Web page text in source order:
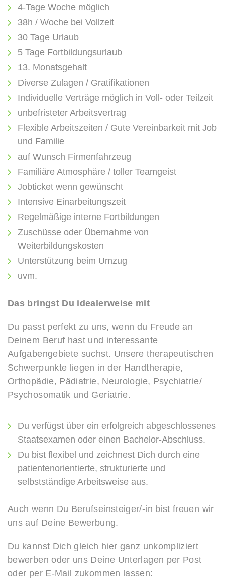
4-Tage Woche möglich
38h / Woche bei Vollzeit
30 Tage Urlaub
5 Tage Fortbildungsurlaub
13. Monatsgehalt
Diverse Zulagen / Gratifikationen
Individuelle Verträge möglich in Voll- oder Teilzeit
unbefristeter Arbeitsvertrag
Flexible Arbeitszeiten / Gute Vereinbarkeit mit Job
und Familie
auf Wunsch Firmenfahrzeug
Familiäre Atmosphäre / toller Teamgeist
Jobticket wenn gewünscht
Intensive Einarbeitungszeit
Regelmäßige interne Fortbildungen
Zuschüsse oder Übernahme von
Weiterbildungskosten
Unterstützung beim Umzug
uvm.
Das bringst Du idealerweise mit
Du passt perfekt zu uns, wenn du Freude an
Deinem Beruf hast und interessante
Aufgabengebiete suchst. Unsere therapeutischen
Schwerpunkte liegen in der Handtherapie,
Orthopädie, Pädiatrie, Neurologie, Psychiatrie/
Psychosomatik und Geriatrie.
Du verfügst über ein erfolgreich abgeschlossenes
Staatsexamen oder einen Bachelor-Abschluss.
Du bist flexibel und zeichnest Dich durch eine
patientenorientierte, strukturierte und
selbstständige Arbeitsweise aus.
Auch wenn Du Berufseinsteiger/-in bist freuen wir
uns auf Deine Bewerbung.
Du kannst Dich gleich hier ganz unkompliziert
bewerben oder uns Deine Unterlagen per Post
oder per E-Mail zukommen lassen: